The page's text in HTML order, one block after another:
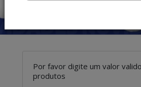
Por favor digite um valor
produtos